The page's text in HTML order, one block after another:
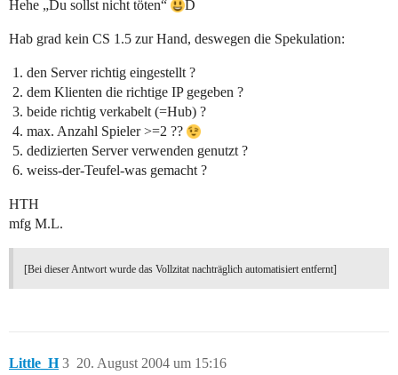
Hehe „Du sollst nicht töten“ D
Hab grad kein CS 1.5 zur Hand, deswegen die Spekulation:
den Server richtig eingestellt ?
dem Klienten die richtige IP gegeben ?
beide richtig verkabelt (=Hub) ?
max. Anzahl Spieler >=2 ??
dedizierten Server verwenden genutzt ?
weiss-der-Teufel-was gemacht ?
HTH
mfg M.L.
[Bei dieser Antwort wurde das Vollzitat nachträglich automatisiert entfernt]
Little_H 20. August 2004 um 15:16
3